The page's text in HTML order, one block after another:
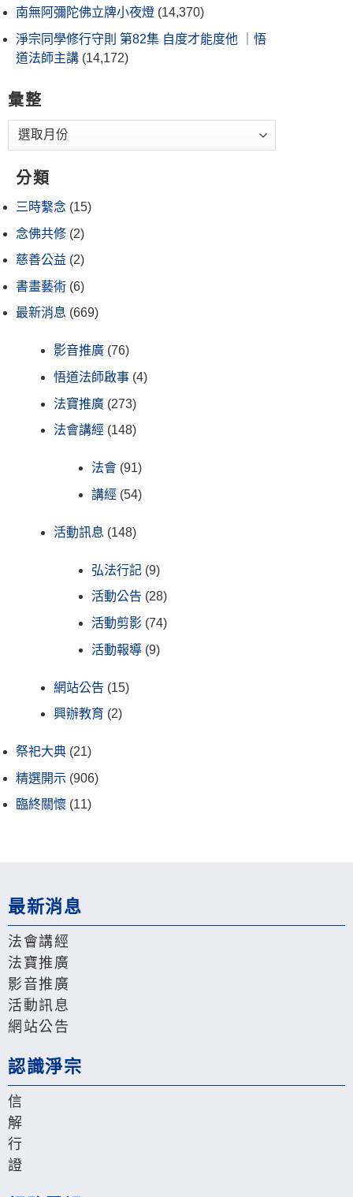
南無阿彌陀佛立牌小夜燈 (14,370)
淨宗同學修行守則 第82集 自度才能度他 ｜悟
道法師主講 (14,172)
彙整
分類
三時繫念 (15)
念佛共修 (2)
慈善公益 (2)
書畫藝術 (6)
最新消息 (669)
影音推廣 (76)
悟道法師啟事 (4)
法寶推廣 (273)
法會講經 (148)
法會 (91)
講經 (54)
活動訊息 (148)
弘法行記 (9)
活動公告 (28)
活動剪影 (74)
活動報導 (9)
網站公告 (15)
興辦教育 (2)
祭祀大典 (21)
精選開示 (906)
臨終關懷 (11)
最新消息
法會講經
法寶推廣
影音推廣
活動訊息
網站公告
認識淨宗
信
解
行
證